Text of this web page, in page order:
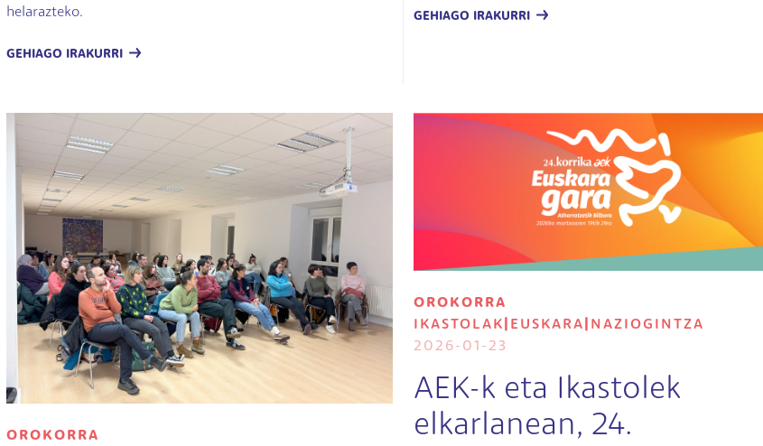
helarazteko.
GEHIAGO IRAKURRI
GEHIAGO IRAKURRI
OROKORRA
Irudia
OROKORRA
IKASTOLAK
EUSKARA
NAZIOGINTZA
2026-01-23
AEK-k eta Ikastolek
elkarlanean, 24.